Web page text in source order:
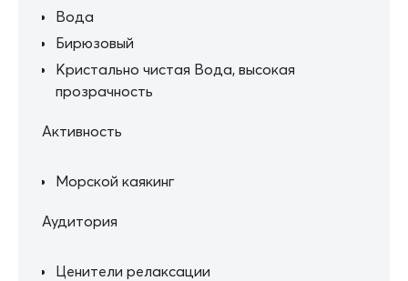
Вода
Бирюзовый
Кристально чистая Вода, высокая
прозрачность
Активность
Морской каякинг
Аудитория
Ценители релаксации